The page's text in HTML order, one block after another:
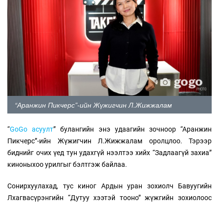
“Аранжин Пикчерс”-ийн Жүжигчин Л.Жижжалам
“GoGo асуулт” булангийн энэ удаагийн зочноор “Аранжин
Пикчерс”-ийн Жүжигчин Л.Жижжалам оролцлоо. Тэрээр
биднийг очих үед тун удахгүй нээлтээ хийх “Задлаагүй захиа”
киноныхоо урилгыг бэлтгэж байлаа.
Сонирхуулахад, тус киног Ардын уран зохиолч Бавуугийн
Лхагвасүрэнгийн “Дутуу хээтэй тооно” жүжгийн зохиолоос